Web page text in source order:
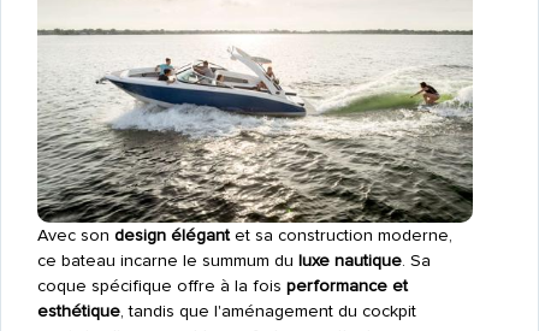
Avec son design élégantet sa construction moderne,
ce bateau incarne le summum du luxe nautique. Sa
coque spécifique offre à la fois performance et
esthétique, tandis que l'aménagement du cockpit